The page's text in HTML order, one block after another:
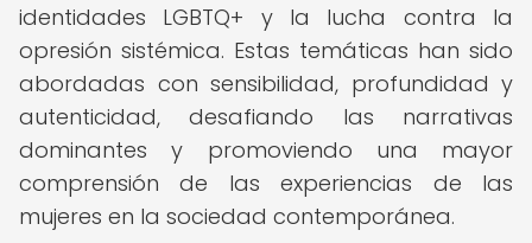
identidades LGBTQ+ y la lucha contra la
opresión sistémica. Estas temáticas han sido
abordadas con sensibilidad, profundidad y
autenticidad, desafiando las narrativas
dominantes y promoviendo una mayor
comprensión de las experiencias de las
mujeres en la sociedad contemporánea.